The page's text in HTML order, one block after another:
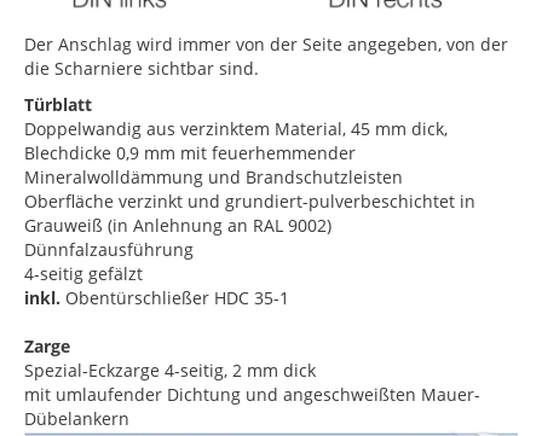
Der Anschlag wird immer von der Seite angegeben, von der
die Scharniere sichtbar sind.
Türblatt
Doppelwandig aus verzinktem Material, 45 mm dick,
Blechdicke 0,9 mm mit feuerhemmender
Mineralwolldämmung und Brandschutzleisten
Oberfläche verzinkt und grundiert-pulverbeschichtet in
Grauweiß (in Anlehnung an RAL 9002)
Dünnfalzausführung
4-seitig gefälzt
inkl. Obentürschließer HDC 35-1
Zarge
Spezial-Eckzarge 4-seitig, 2 mm dick
mit umlaufender Dichtung und angeschweißten Mauer-
Dübelankern